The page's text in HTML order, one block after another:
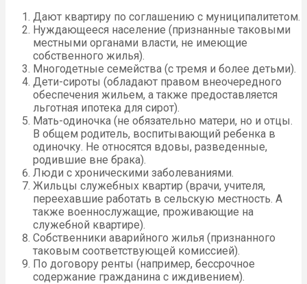
Дают квартиру по соглашению с муниципалитетом.
Нуждающееся население (признанные таковыми
местными органами власти, не имеющие
собственного жилья).
Многодетные семейства (с тремя и более детьми).
Дети-сироты (обладают правом внеочередного
обеспечения жильем, а также предоставляется
льготная ипотека для сирот).
Мать-одиночка (не обязательно матери, но и отцы.
В общем родитель, воспитывающий ребенка в
одиночку. Не относятся вдовы, разведенные,
родившие вне брака).
Люди с хроническими заболеваниями.
Жильцы служебных квартир (врачи, учителя,
переехавшие работать в сельскую местность. А
также военнослужащие, проживающие на
служебной квартире).
Собственники аварийного жилья (признанного
таковым соответствующей комиссией).
По договору ренты (например, бессрочное
содержание гражданина с иждивением).